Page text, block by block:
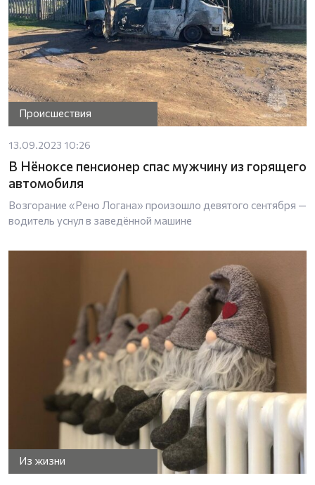
Происшествия
13.09.2023 10:26
В Нёноксе пенсионер спас мужчину из горящего
автомобиля
Возгорание «Рено Логана» произошло девятого сентября —
водитель уснул в заведённой машине
Из жизни